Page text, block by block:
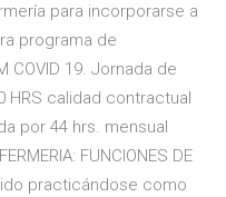
para incorporarse a
programa de
COVID 19. Jornada de
HRS calidad contractual
por 44 hrs. mensual
FUNCIONES DE
practicándose como